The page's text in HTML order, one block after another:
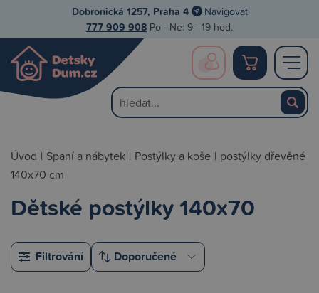
Dobronická 1257, Praha 4 Navigovat
777 909 908 Po - Ne: 9 - 19 hod.
Úvod | Spaní a nábytek | Postýlky a koše | postýlky dřevěné
140x70 cm
Dětské postýlky 140x70
Filtrování